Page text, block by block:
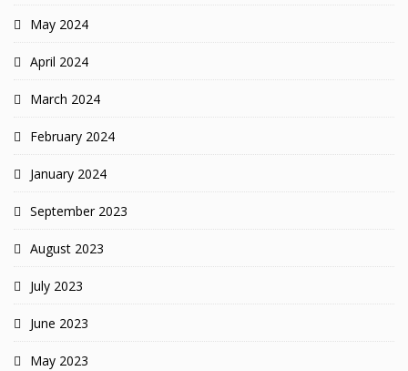
May 2024
April 2024
March 2024
February 2024
January 2024
September 2023
August 2023
July 2023
June 2023
May 2023